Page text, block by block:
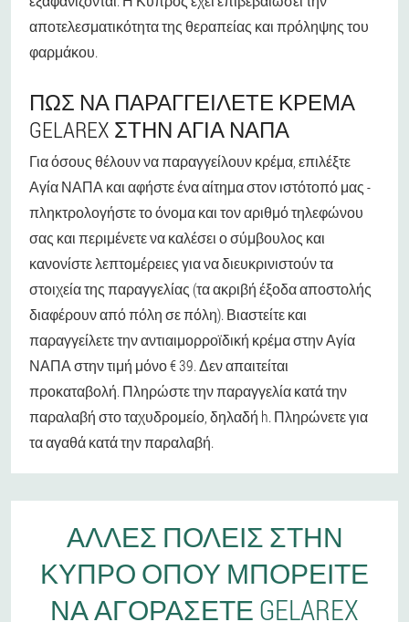
αποτελεσματικότητα της θεραπείας και πρόληψης του
φαρμάκου.
ΠΏΣ ΝΑ ΠΑΡΑΓΓΕΊΛΕΤΕ ΚΡΈΜΑ
GELAREX ΣΤΗΝ ΑΓΊΑ ΝΑΠΑ
Για όσους θέλουν να παραγγείλουν κρέμα, επιλέξτε
Αγία ΝΑΠΑ και αφήστε ένα αίτημα στον ιστότοπό μας -
πληκτρολογήστε το όνομα και τον αριθμό τηλεφώνου
σας και περιμένετε να καλέσει ο σύμβουλος και
κανονίστε λεπτομέρειες για να διευκρινιστούν τα
στοιχεία της παραγγελίας (τα ακριβή έξοδα αποστολής
διαφέρουν από πόλη σε πόλη). Βιαστείτε και
παραγγείλετε την αντιαιμορροϊδική κρέμα στην Αγία
ΝΑΠΑ στην τιμή μόνο € 39. Δεν απαιτείται
προκαταβολή. Πληρώστε την παραγγελία κατά την
παραλαβή στο ταχυδρομείο, δηλαδή h. Πληρώνετε για
τα αγαθά κατά την παραλαβή.
ΆΛΛΕΣ ΠΌΛΕΙΣ ΣΤΗΝ
ΚΎΠΡΟ ΌΠΟΥ ΜΠΟΡΕΊΤΕ
ΝΑ ΑΓΟΡΆΣΕΤΕ GELAREX